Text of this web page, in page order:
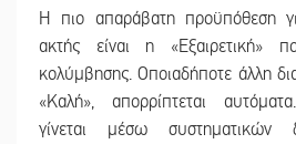
Η πιο απαράβατη προϋπόθεση
ακτής είναι η «Εξαιρετική»
κολύμβησης. Οποιαδήποτε άλλη
«Καλή», απορρίπτεται
γίνεται μέσω συστηματικών